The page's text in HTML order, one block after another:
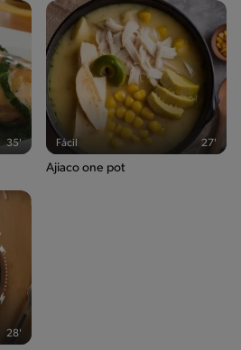
35' Fácil 27'
Ajiaco one pot
28'